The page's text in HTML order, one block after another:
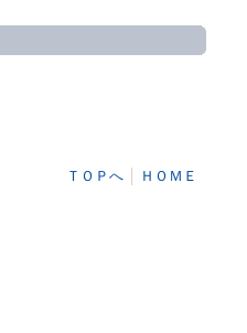
ＴＯＰへ│ ＨＯＭＥ